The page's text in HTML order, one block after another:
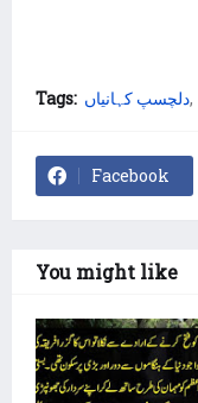
Tags: دلچسپ کہانیاں
Facebook
You might like